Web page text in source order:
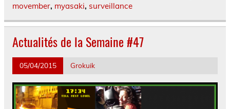
movember, myasaki, surveillance
Actualités de la Semaine #47
05/04/2015 Grokuik